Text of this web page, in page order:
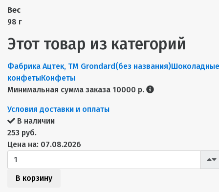
Вес
98 г
Этот товар из категорий
Фабрика Ацтек, ТМ Grondard(без названия)Шоколадные
конфетыКонфеты
Минимальная сумма заказа 10000 р.
Условия доставки и оплаты
В наличии
253 руб.
Цена на: 07.08.2026
В корзину